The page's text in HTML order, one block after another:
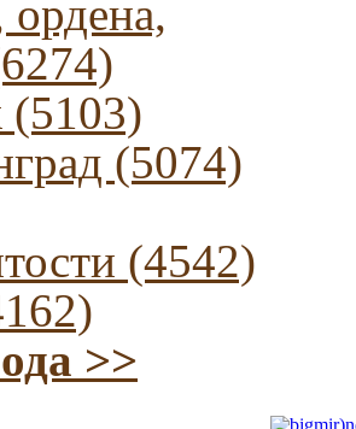
(5103)
(5074)
(4542)
>>